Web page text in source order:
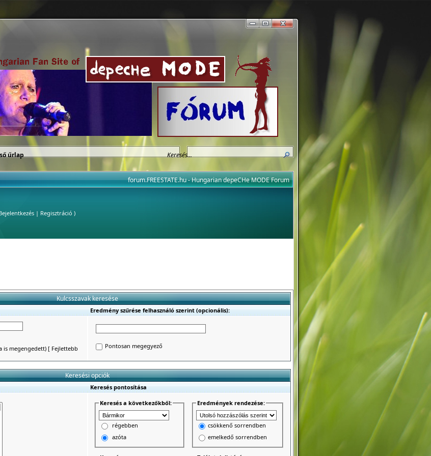
űrlap
forum.FREESTATE.hu - Hungarian depeCHe MODE Forum
| Regisztráció )
Kulcsszavak keresése
Eredmény szűrése felhasználó szerint (opcionális):
is megengedett)[ Fejlettebb
Pontosan megegyező
Keresési opciók
Keresés pontosítása
Keresés a következőkből:
régebben
azóta
Eredmények rendezése:
csökkenő sorrendben
emelkedő sorrendben